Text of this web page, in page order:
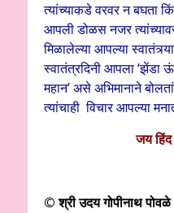
त्यांच्याकडे वरवर न बघता
आपली डोळस नजर त्यांच्यावर
मिळालेल्या आपल्या
स्वातंत्रदिनी आपला ‘झेंडा
महान’ असे अभिमानाने
त्यांचाही विचार आपल्या
जय
©श्री उदय गोपीनाथ पोवळे